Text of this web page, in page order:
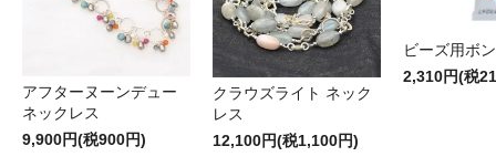
アフターヌーンデュー
ネックレス
9,900円(税900円)
クラウズライト ネック
レス
12,100円(税1,100円)
ビーズ用ボ
2,310円(税